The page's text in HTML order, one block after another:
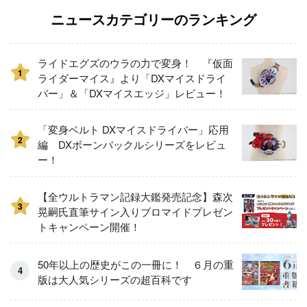
ニュースカテゴリーのランキング
1
ライドエグズのウラの力で変身！ 『仮面
ライダーマイス』より「DXマイスドライ
バー」＆「DXマイスエッジ」レビュー！
2
「変身ベルト DXマイスドライバー」応用
編 DXボーンバックルシリーズをレビュ
ー！
3
【全ウルトラマン記録大鑑発売記念】森次
晃嗣氏直筆サイン入りブロマイドプレゼン
トキャンペーン開催！
50年以上の歴史がこの一冊に！ ６月の重
版は大人気シリーズの超百科です